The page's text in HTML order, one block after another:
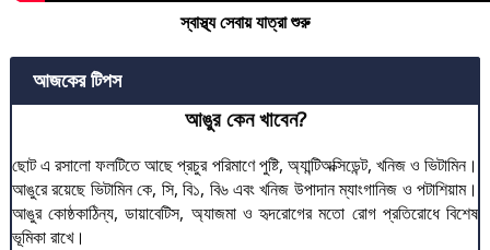
স্বাস্থ্য সেবায় যাত্রা শুরু
আজকের টিপস
আঙুর কেন খাবেন?
ছোট এ রসালো ফলটিতে আছে প্রচুর পরিমাণে পুষ্টি, অ্যান্টিঅক্সিডেন্ট, খনিজ ও ভিটামিন।
আঙুরে রয়েছে ভিটামিন কে, সি, বি১, বি৬ এবং খনিজ উপাদান ম্যাংগানিজ ও পটাশিয়াম।
আঙুর কোষ্ঠকাঠিন্য, ডায়াবেটিস, অ্যাজমা ও হৃদরোগের মতো রোগ প্রতিরোধে বিশেষ
ভূমিকা রাখে।